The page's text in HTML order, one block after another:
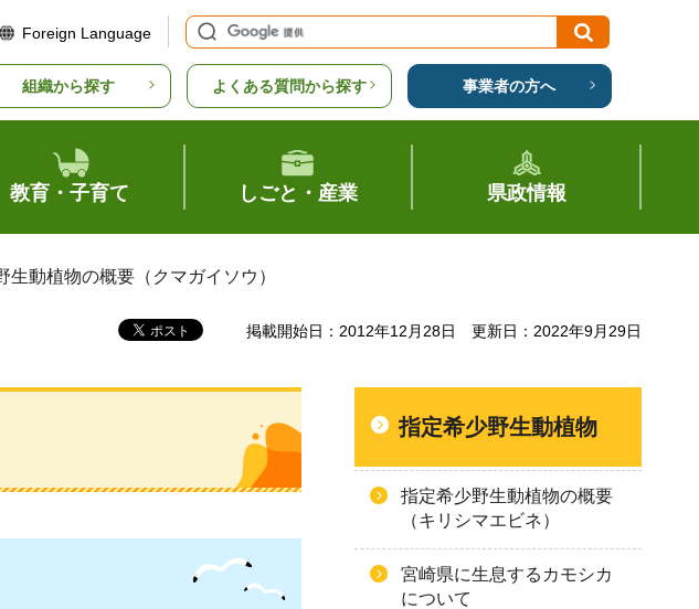
Foreign Language
組織から探す よくある質問から探す 事業者の方へ
教育・子育て しごと・産業 県政情報
生動植物の概要（クマガイソウ）
掲載開始日：2012年12月28日 更新日：2022年9月29日
指定希少野生動植物
指定希少野生動植物の概要
（キリシマエビネ）
宮崎県に生息するカモシカ
について